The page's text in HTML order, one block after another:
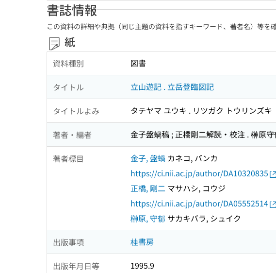
書誌情報
この資料の詳細や典拠（同じ主題の資料を指すキーワード、著者名）等を
紙
資料種別 図書
タイトル 立山遊記 . 立岳登臨図記
タイトルよみ タテヤマ ユウキ . リツガク トウリンズキ
著者・編者 金子盤蝸稿 ; 正橋剛二解読・校注 . 榊原
著者標目 金子, 盤蝸 カネコ, バンカ
https://ci.nii.ac.jp/author/DA10320835
正橋, 剛二 マサハシ, コウジ
https://ci.nii.ac.jp/author/DA05552514
榊原, 守郁 サカキバラ, シュイク
出版事項 桂書房
出版年月日等 1995.9